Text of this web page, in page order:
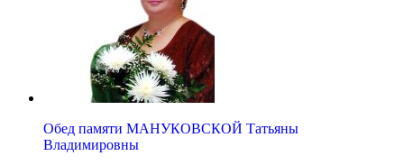
Обед памяти МАНУКОВСКОЙ Татьяны
Владимировны